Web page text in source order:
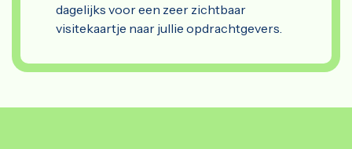
dagelijks voor een zeer zichtbaar
visitekaartje naar jullie opdrachtgevers.